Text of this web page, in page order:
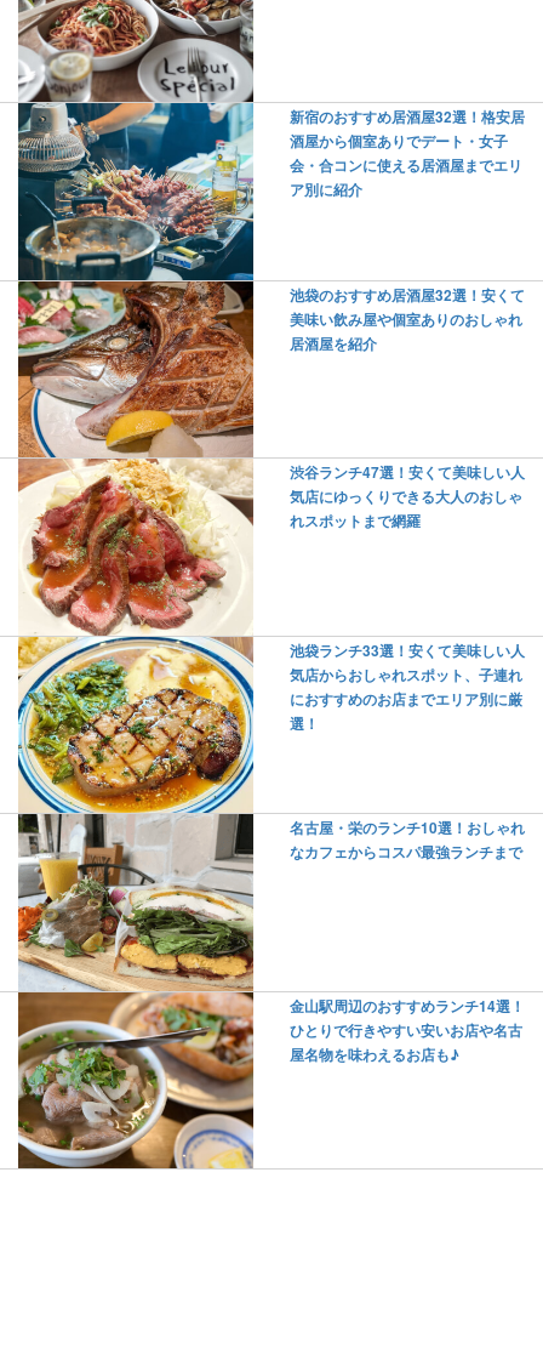
新宿のおすすめ居酒屋32選！格安居
酒屋から個室ありでデート・女子
会・合コンに使える居酒屋までエリ
ア別に紹介
池袋のおすすめ居酒屋32選！安くて
美味い飲み屋や個室ありのおしゃれ
居酒屋を紹介
渋谷ランチ47選！安くて美味しい人
気店にゆっくりできる大人のおしゃ
れスポットまで網羅
池袋ランチ33選！安くて美味しい人
気店からおしゃれスポット、子連れ
におすすめのお店までエリア別に厳
選！
名古屋・栄のランチ10選！おしゃれ
なカフェからコスパ最強ランチまで
金山駅周辺のおすすめランチ14選！
ひとりで行きやすい安いお店や名古
屋名物を味わえるお店も♪